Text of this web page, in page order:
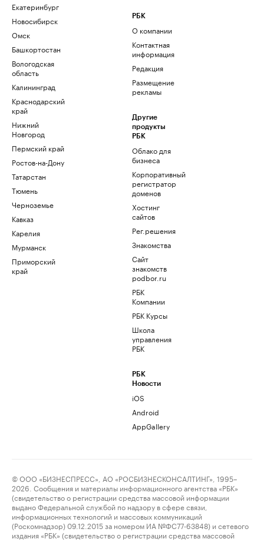
Екатеринбург
Новосибирск
Омск
Башкортостан
Вологодская
область
Калининград
Краснодарский
край
Нижний
Новгород
Пермский край
Ростов-на-Дону
Татарстан
Тюмень
Черноземье
Кавказ
Карелия
Мурманск
Приморский
край
РБК
О компании
Контактная
информация
Редакция
Размещение
рекламы
Другие
продукты
РБК
Облако для
бизнеса
Корпоративный
регистратор
доменов
Хостинг
сайтов
Рег.решения
Знакомства
Сайт
знакомств
podbor.ru
РБК
Компании
РБК Курсы
Школа
управления
РБК
РБК
Новости
iOS
Android
AppGallery
© ООО «БИЗНЕСПРЕСС», АО «РОСБИЗНЕСКОНСАЛТИНГ», 1995–
2026. Сообщения и материалы информационного агентства «РБК»
(свидетельство о регистрации средства массовой информации
выдано Федеральной службой по надзору в сфере связи,
информационных технологий и массовых коммуникаций
(Роскомнадзор) 09.12.2015 за номером ИА №ФС77-63848) и сетевого
издания «РБК» (свидетельство о регистрации средства массовой